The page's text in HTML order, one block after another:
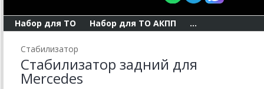
Набор для ТО Набор для ТО АКПП ...
Стабилизатор
Стабилизатор задний для
Mercedes